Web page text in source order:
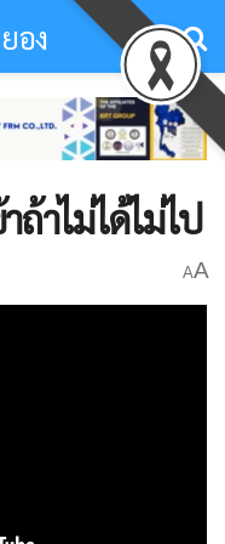
อง
ถ้าไม่ได้ไม่ไป
AA